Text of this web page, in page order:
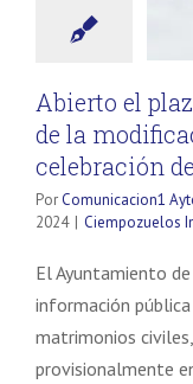
Abierto el
de la
celebración
Por Comunicacion1
2024
Ciempozuelos
El Ayuntamiento
información
matrimonios
provisionalmente